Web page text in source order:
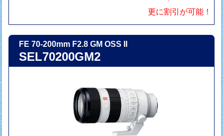
更に割引が可能！
FE 70-200mm F2.8 GM OSS II
SEL70200GM2